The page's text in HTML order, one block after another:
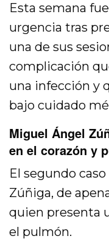
Esta semana
urgencia tras
una de sus
complicación
una infección y
bajo cuidado
Miguel Ángel
en el corazón y
El segundo
Zúñiga, de
quien presenta
el pulmón.